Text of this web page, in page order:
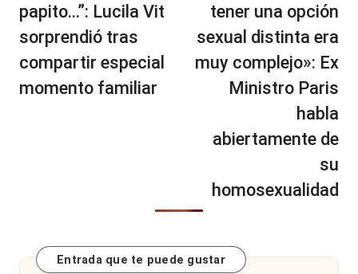
papito…”: Lucila Vit
sorprendió tras
compartir especial
momento familiar
tener una opción
sexual distinta era
muy complejo»: Ex
Ministro Paris
habla
abiertamente de
su
homosexualidad
Entrada que te puede gustar